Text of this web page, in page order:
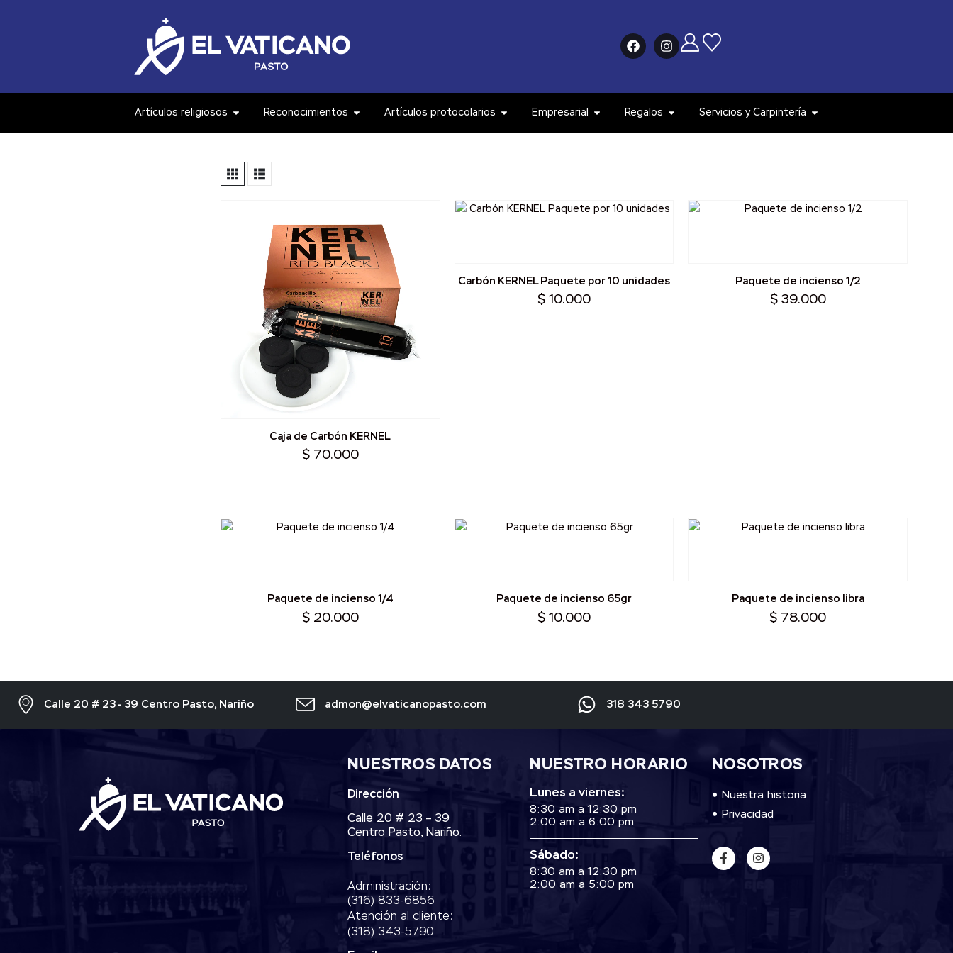
Artículos religiosos Reconocimientos Artículos protocolarios Empresarial Regalos Servicios y Carpintería
Caja de Carbón KERNEL
$70.000
Carbón KERNEL Paquete por 10 unidades
$ 10.000
Paquete de incienso 1/2
$39.000
Paquete de incienso 1/4
$20.000
Paquete de incienso 65gr
$ 10.000
Paquete de incienso libra
$ 78.000
Calle 20 # 23 - 39 Centro Pasto, Nariño admon@elvaticanopasto.com 318 343 5790
NUESTROS DATOS
Dirección
Calle 20 # 23 – 39
Centro Pasto, Nariño.
Teléfonos
Administración:
‭(316) 833-6856‬
Atención al cliente:
(318) 343-5790‬
NOSOTROS
Nuestra historia
Privacidad
NUESTRO HORARIO
Lunes a viernes:
8:30 am a 12:30 pm
2:00 am a 6:00 pm
Sábado:
8:30 am a 12:30 pm
2:00 am a 5:00 pm